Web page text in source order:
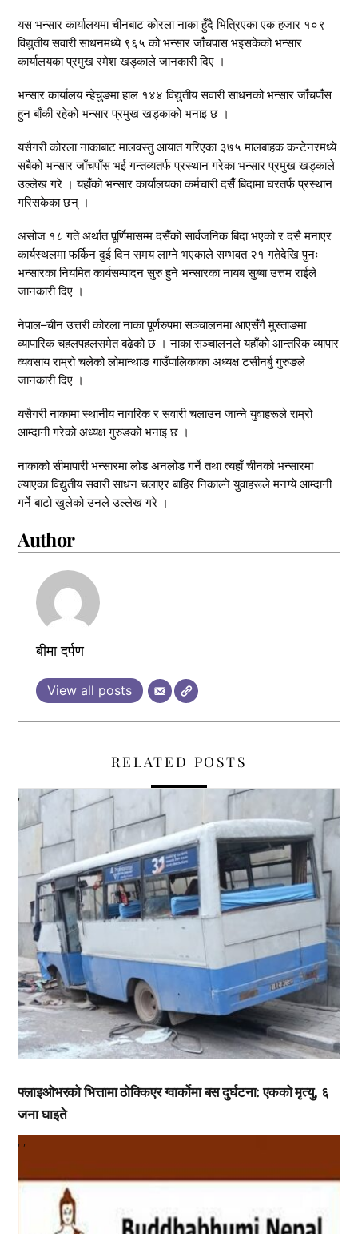
यस भन्सार कार्यालयमा चीनबाट कोरला नाका हुँदै भित्रिएका एक हजार १०९
विद्युतीय सवारी साधनमध्ये ९६५ को भन्सार जाँचपास भइसकेको भन्सार
कार्यालयका प्रमुख रमेश खड्काले जानकारी दिए ।
भन्सार कार्यालय न्हेचुङमा हाल १४४ विद्युतीय सवारी साधनको भन्सार जाँचपाँस
हुन बाँकी रहेको भन्सार प्रमुख खड्काको भनाइ छ ।
यसैगरी कोरला नाकाबाट मालवस्तु आयात गरिएका ३७५ मालबाहक कन्टेनरमध्ये
सबैको भन्सार जाँचपाँस भई गन्तव्यतर्फ प्रस्थान गरेका भन्सार प्रमुख खड्काले
उल्लेख गरे । यहाँको भन्सार कार्यालयका कर्मचारी दसैँ बिदामा घरतर्फ प्रस्थान
गरिसकेका छन् ।
असोज १८ गते अर्थात पूर्णिमासम्म दसैँको सार्वजनिक बिदा भएको र दसै मनाएर
कार्यस्थलमा फर्किन दुई दिन समय लाग्ने भएकाले सम्भवत २१ गतेदेखि पुनः
भन्सारका नियमित कार्यसम्पादन सुरु हुने भन्सारका नायब सुब्बा उत्तम राईले
जानकारी दिए ।
नेपाल–चीन उत्तरी कोरला नाका पूर्णरुपमा सञ्चालनमा आएसँगै मुस्ताङमा
व्यापारिक चहलपहलसमेत बढेको छ । नाका सञ्चालनले यहाँको आन्तरिक व्यापार
व्यवसाय राम्रो चलेको लोमान्थाङ गाउँपालिकाका अध्यक्ष टसीनर्बु गुरुङले
जानकारी दिए ।
यसैगरी नाकामा स्थानीय नागरिक र सवारी चलाउन जान्ने युवाहरूले राम्रो
आम्दानी गरेको अध्यक्ष गुरुङको भनाइ छ ।
नाकाको सीमापारी भन्सारमा लोड अनलोड गर्ने तथा त्यहाँ चीनको भन्सारमा
ल्याएका विद्युतीय सवारी साधन चलाएर बाहिर निकाल्ने युवाहरूले मनग्ये आम्दानी
गर्ने बाटो खुलेको उनले उल्लेख गरे ।
Author
बीमा दर्पण
View all posts
RELATED POSTS
,
फ्लाइओभरको भित्तामा ठोक्किएर ग्वार्कोमा बस दुर्घटना: एकको मृत्यु, ६
जना घाइते
, ,